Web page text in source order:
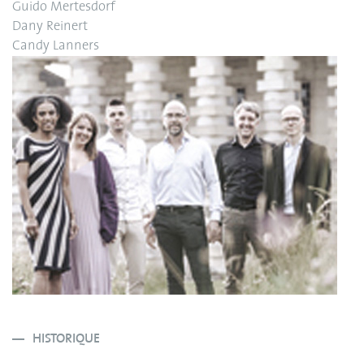
Guido Mertesdorf
Dany Reinert
Candy Lanners
HISTORIQUE